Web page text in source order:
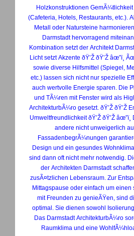
Holzkonstruktionen
(Cafeteria, Hotels, Restaurants, etc.).
Metall oder Natursteine
Darmstadt hervorragend
Kombination setzt der Architekt Darmstadt
Licht setzt Akzente ðŸ’Ž ðŸ’Ž âœ”ï¸ Ãœber den Einfallswinkel
sowie diverse Hilfsmittel (Spiegel,
etc.) lassen sich nicht nur spezielle
auch wertvolle Energie sparen. Die
und TÃ¼ren mit Fenster wird als
ArchitekturbÃ¼ro gesetzt. ðŸ’Ž ðŸ’Ž Energie, Wohnklima und
Umweltfreundlichkeit ðŸ’Ž ðŸ’Ž âœ”ï¸ Das eine schlieÃŸt das
andere nicht unweigerlich
FassadenbegrÃ¼nungen
Design und ein gesundes
sind dann oft nicht mehr notwendig.
der Architekten Darmstadt
zusÃ¤tzlichen Lebensraum. Zur
Mittagspause oder einfach um einen
mit Freunden zu genieÃŸen, sind
optimal. Sie dienen sowohl
Das Darmstadt ArchitekturbÃ¼ro
Raumklima und eine